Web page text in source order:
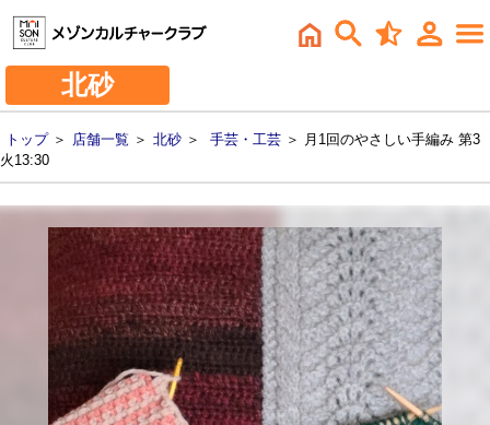
北砂
トップ＞ 店舗一覧 ＞ 北砂 ＞ 手芸・工芸 ＞ 月1回のやさしい手編み 第3
火13:30